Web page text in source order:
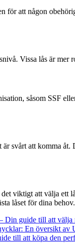
för att någon
Vissa lås är mer
såsom SSF
svårt att komma
viktigt att välja ett
låset för dina behov.
Din guide till att välja
En översikt av
till att köpa den